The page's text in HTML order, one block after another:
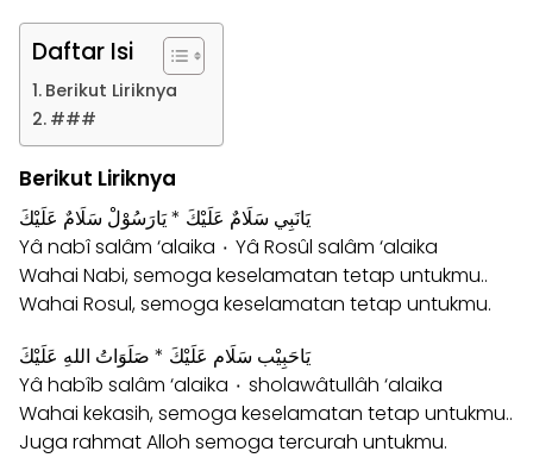
Daftar Isi
Berikut Liriknya
###
Berikut Liriknya
يَانَبِي سَلَامٌ عَلَيْكَ * يَارَسُوْلْ سَلَامٌ عَلَيْكَ
Yâ nabî salâm ‘alaika ۰ Yâ Rosûl salâm ‘alaika
Wahai Nabi, semoga keselamatan tetap untukmu..
Wahai Rosul, semoga keselamatan tetap untukmu.
يَاحَبِيْب سَلَام عَلَيْكَ * صَلَوَاتُ اللهِ عَلَيْكَ
Yâ habîb salâm ‘alaika ۰ sholawâtullâh ‘alaika
Wahai kekasih, semoga keselamatan tetap untukmu..
Juga rahmat Alloh semoga tercurah untukmu.